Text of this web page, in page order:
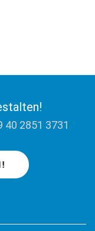
40 2851 3731